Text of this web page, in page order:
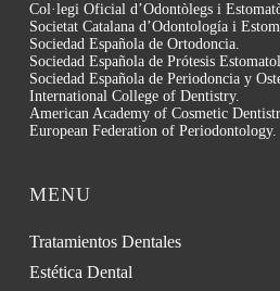
Col·legi Oficial d’Odontòlegs i
Societat Catalana d’Odontología i
Sociedad Española de Ortodoncia.
Sociedad Española de Prótesis
Sociedad Española de Periodoncia y
International College of Dentistry.
American Academy of Cosmetic
European Federation of Periodontology.
MENU
Tratamientos Dentales
Estética Dental